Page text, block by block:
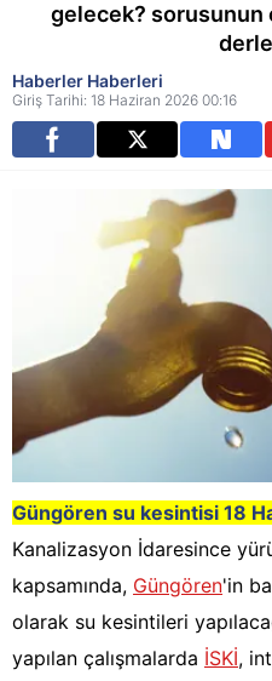
gelecek? sorusunun
Haberler Haberleri
Giriş Tarihi: 18 Haziran 2026 00:16
Güngören su kesintisi 18
Kanalizasyon İdaresince
kapsamında, Güngören'in
olarak su kesintileri
yapılan çalışmalarda İSKİ,